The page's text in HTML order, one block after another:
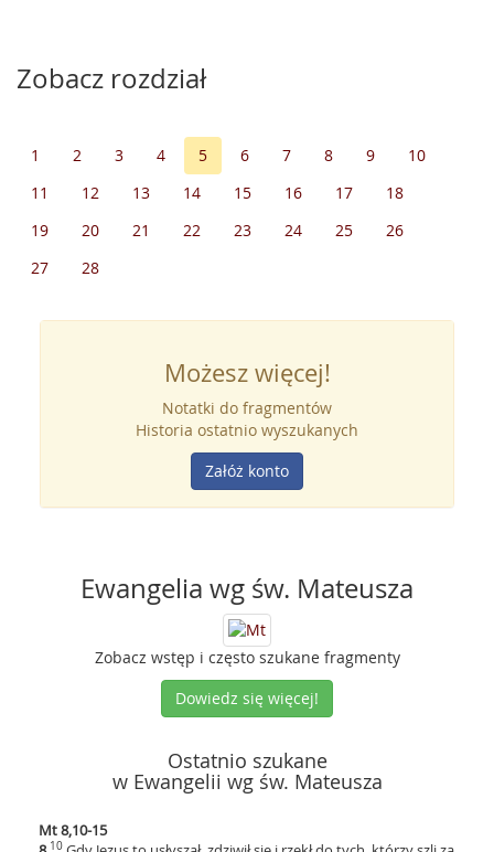
Zobacz rozdział
1 2 3 4 5 6 7 8 9
10
11
12 13 14 15 16 17
18
19
20 21 22 23 24 25
26
27
28
Możesz więcej!
Notatki do fragmentów
Historia ostatnio wyszukanych
Załóż konto
Ewangelia wg św. Mateusza
Zobacz wstęp i często szukane fragmenty
Dowiedz się więcej!
Ostatnio szukane
w Ewangelii wg św. Mateusza
Mt 8,10-15
10